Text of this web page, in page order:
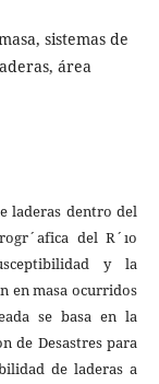
sistemas de
área
laderas dentro del
del R´ıo
y la
en masa ocurridos
se basa en la
de Desastres para
de laderas a